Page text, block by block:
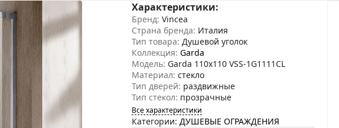
Характеристики:
Бренд: Vincea
Страна бренда: Италия
Тип товара: Душевой уголок
Коллекция: Garda
Модель: Garda 110x110 VSS-1G1111CL
Материал: стекло
Тип дверей: раздвижные
Тип стекол: прозрачные
Все характеристики
Категории: ДУШЕВЫЕ ОГРАЖДЕНИЯ